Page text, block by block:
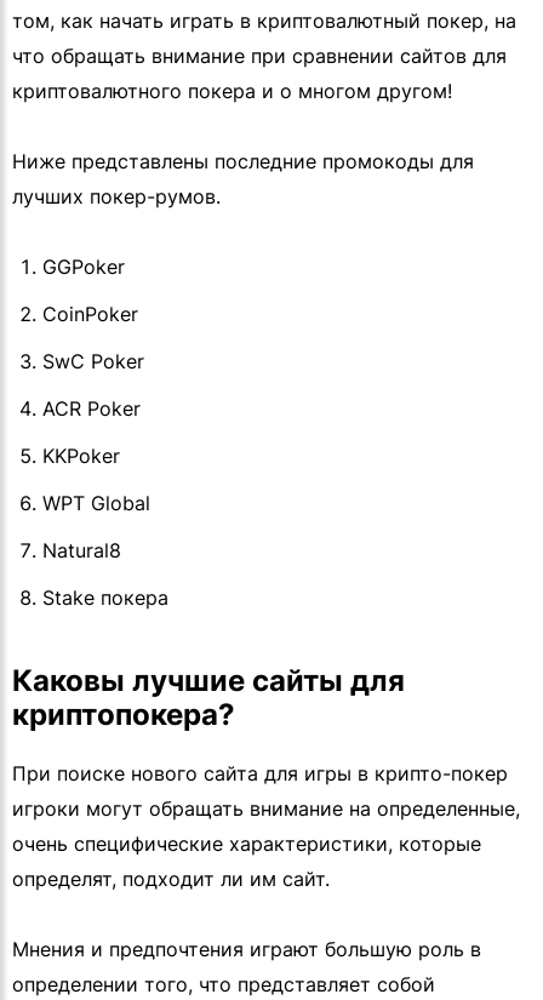
том, как начать играть в криптовалютный покер, на
что обращать внимание при сравнении сайтов для
криптовалютного покера и о многом другом!
Ниже представлены последние промокоды для
лучших покер-румов.
GGPoker
CoinPoker
SwC Poker
ACR Poker
KKPoker
WPT Global
Natural8
Stake покера
Каковы лучшие сайты для
криптопокера?
При поиске нового сайта для игры в крипто-покер
игроки могут обращать внимание на определенные,
очень специфические характеристики, которые
определят, подходит ли им сайт.
Мнения и предпочтения играют большую роль в
определении того, что представляет собой